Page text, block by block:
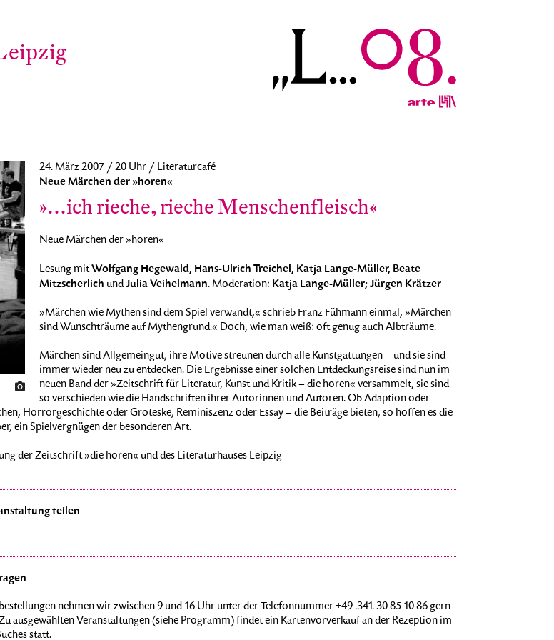
24. März 2007 / 20 Uhr / Literaturcafé
Neue Märchen der »horen«
»…ich rieche, rieche Menschenfleisch«
Neue Märchen der »horen«
Lesung mitWolfgang Hegewald, Hans-Ulrich Treichel, Katja Lange-Müller, Beate
Mitzscherlich undJulia Veihelmann. Moderation: Katja Lange-Müller; Jürgen Krätzer
»Märchen wie Mythen sind dem Spiel verwandt,« schrieb Franz Fühmann einmal, »Märchen
sind Wunschträume auf Mythengrund.« Doch, wie man weiß: oft genug auch Albträume.
Märchen sind Allgemeingut, ihre Motive streunen durch alle Kunstgattungen – und sie sind
immer wieder neu zu entdecken. Die Ergebnisse einer solchen Entdeckungsreise sind nun im
neuen Band der »Zeitschrift für Literatur, Kunst und Kritik – die horen« versammelt, sie sind
so verschieden wie die Handschriften ihrer Autorinnen und Autoren. Ob Adaption oder
Horrorgeschichte oder Groteske, Reminiszenz oder Essay – die Beiträge bieten, so hoffen es die
ein Spielvergnügen der besonderen Art.
der Zeitschrift »die horen« und des Literaturhauses Leipzig
teilen
nehmen wir zwischen 9 und 16 Uhr unter der Telefonnummer +49 .341. 30 85 10 86 gern
ausgewählten Veranstaltungen (siehe Programm) findet ein Kartenvorverkauf an der Rezeption im
statt.